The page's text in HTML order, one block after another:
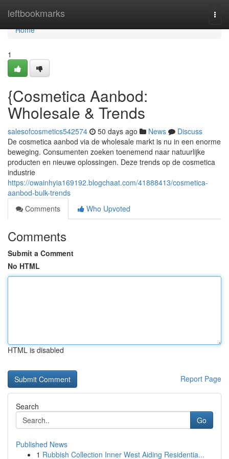
leftbookmarks
Home
Home
1
{Cosmetica Aanbod:
Wholesale & Trends
salesofcosmetics542574 50 days ago News
Discuss
De cosmetica aanbod via de wholesale markt is nu in een enorme
beweging. Consumenten zoeken toenemend naar natuurlijke
producten en nieuwe oplossingen. Deze trends op de cosmetica
industrie
https://owainhyia169192.blogchaat.com/41888413/cosmetica-
aanbod-bulk-trends
Comments
Who Upvoted
Comments
Submit a Comment
No HTML
HTML is disabled
Report Page
Search
Go
Published News
1 Rubbish Collection Inner West Aiding Residentia...